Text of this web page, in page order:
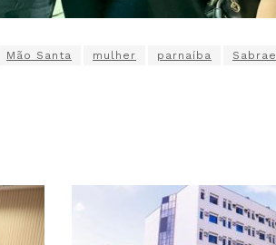
Mão Santa mulher parnaíba Sabrae